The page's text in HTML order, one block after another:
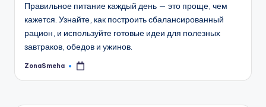
Правильное питание каждый день — это проще, чем
кажется. Узнайте, как построить сбалансированный
рацион, и используйте готовые идеи для полезных
завтраков, обедов и ужинов.
Запись
ZonaSmeha